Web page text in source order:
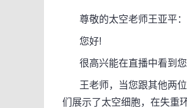
尊敬的太空老师王亚平：
您好!
很高兴能在直播中看到您
王老师，当您跟其他两位
们展示了太空细胞，在失重